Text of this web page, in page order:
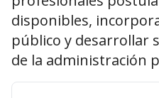
disponibles,
público y desarrollar
de la administración